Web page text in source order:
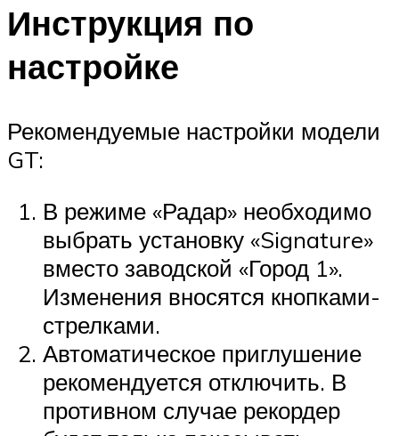
Инструкция по
настройке
Рекомендуемые настройки модели
GT:
В режиме «Радар» необходимо
выбрать установку «Signature»
вместо заводской «Город 1».
Изменения вносятся кнопками-
стрелками.
Автоматическое приглушение
рекомендуется отключить. В
противном случае рекордер